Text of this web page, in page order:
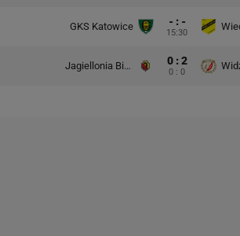
GKS Katowice - : -
15:30
Jagiellonia Białystok 0 : 2
0 : 0